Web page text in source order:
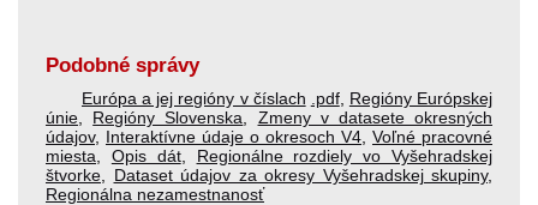
Podobné správy
Európa a jej regióny v číslach .pdf, Regióny Európskej
únie
Regióny Slovenska
Zmeny v datasete okresných
údajov, Interaktívne údaje o okresoch V4 Voľné pracovné
miesta
Opis dát, Regionálne rozdiely vo Vyšehradskej
štvorke
Dataset údajov za okresy Vyšehradskej skupiny,
Regionálna nezamestnanosť